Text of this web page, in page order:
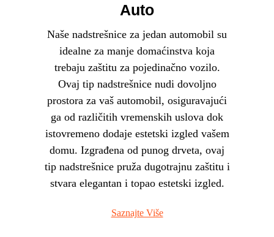
Auto
Naše nadstrešnice za jedan automobil su
idealne za manje domaćinstva koja
trebaju zaštitu za pojedinačno vozilo.
Ovaj tip nadstrešnice nudi dovoljno
prostora za vaš automobil, osiguravajući
ga od različitih vremenskih uslova dok
istovremeno dodaje estetski izgled vašem
domu. Izgrađena od punog drveta, ovaj
tip nadstrešnice pruža dugotrajnu zaštitu i
stvara elegantan i topao estetski izgled.
Saznajte Više